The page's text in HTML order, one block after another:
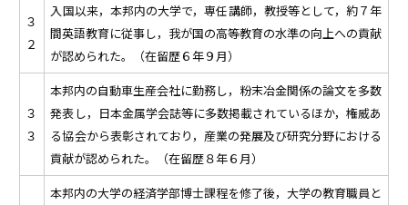
３
２
入国以来，本邦内の大学で，専任講師，教授等として，約７年
間英語教育に従事し，我が国の高等教育の水準の向上への貢献
が認められた。（在留歴６年９月）
３
３
本邦内の自動車生産会社に勤務し，粉末冶金関係の論文を多数
発表し，日本金属学会誌等に多数掲載されているほか，権威あ
る協会から表彰されており，産業の発展及び研究分野における
貢献が認められた。（在留歴８年６月）
本邦内の大学の経済学部博士課程を修了後，大学の教育職員と